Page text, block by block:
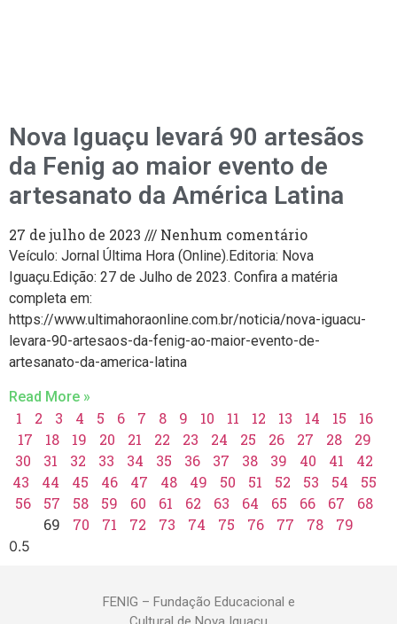
Nova Iguaçu levará 90 artesãos
da Fenig ao maior evento de
artesanato da América Latina
27 de julho de 2023 Nenhum comentário
Veículo: Jornal Última Hora (Online).Editoria: Nova
Iguaçu.Edição: 27 de Julho de 2023. Confira a matéria
completa em:
https://www.ultimahoraonline.com.br/noticia/nova-iguacu-
levara-90-artesaos-da-fenig-ao-maior-evento-de-
artesanato-da-america-latina
Read More »
1 2 3 4 5 6 7 8 9 10 11 12 13 14 15
16
17
18 19 20 21 22 23 24 25 26 27 28
29
30
31 32 33 34 35 36 37 38 39 40 41
42
43
44 45 46 47 48 49 50 51 52 53 54
55
56
57 58 59 60 61 62 63 64 65 66 67
68
69
70 71 72 73 74 75 76 77 78 79
FENIG – Fundação Educacional e